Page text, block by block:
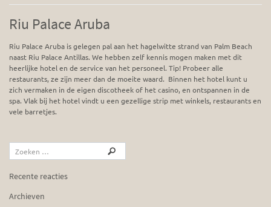
Riu Palace Aruba
Riu Palace Aruba is gelegen pal aan het hagelwitte strand van Palm Beach
naast Riu Palace Antillas. We hebben zelf kennis mogen maken met dit
heerlijke hotel en de service van het personeel. Tip! Probeer alle
restaurants, ze zijn meer dan de moeite waard. Binnen het hotel kunt u
zich vermaken in de eigen discotheek of het casino, en ontspannen in de
spa. Vlak bij het hotel vindt u een gezellige strip met winkels, restaurants en
vele barretjes.
Recente reacties
Archieven